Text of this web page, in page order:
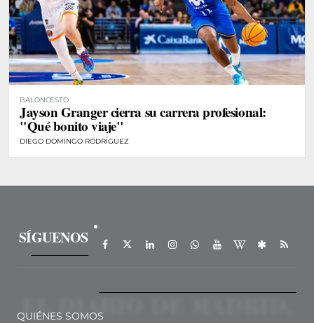
BALONCESTO
Jayson Granger cierra su carrera profesional:
"Qué bonito viaje"
DIEGO DOMINGO RODRÍGUEZ
SÍGUENOS
QUIÉNES SOMOS